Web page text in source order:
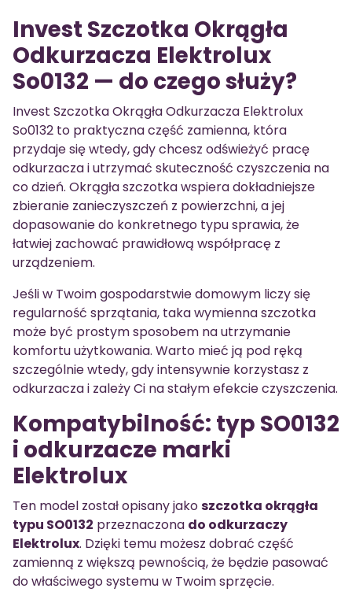
Invest Szczotka Okrągła
Odkurzacza Elektrolux
So0132 — do czego służy?
Invest Szczotka Okrągła Odkurzacza Elektrolux
So0132 to praktyczna część zamienna, która
przydaje się wtedy, gdy chcesz odświeżyć pracę
odkurzacza i utrzymać skuteczność czyszczenia na
co dzień. Okrągła szczotka wspiera dokładniejsze
zbieranie zanieczyszczeń z powierzchni, a jej
dopasowanie do konkretnego typu sprawia, że
łatwiej zachować prawidłową współpracę z
urządzeniem.
Jeśli w Twoim gospodarstwie domowym liczy się
regularność sprzątania, taka wymienna szczotka
może być prostym sposobem na utrzymanie
komfortu użytkowania. Warto mieć ją pod ręką
szczególnie wtedy, gdy intensywnie korzystasz z
odkurzacza i zależy Ci na stałym efekcie czyszczenia.
Kompatybilność: typ SO0132
i odkurzacze marki
Elektrolux
Ten model został opisany jakoszczotka okrągła
typu SO0132 przeznaczona do odkurzaczy
Elektrolux. Dzięki temu możesz dobrać część
zamienną z większą pewnością, że będzie pasować
do właściwego systemu w Twoim sprzęcie.